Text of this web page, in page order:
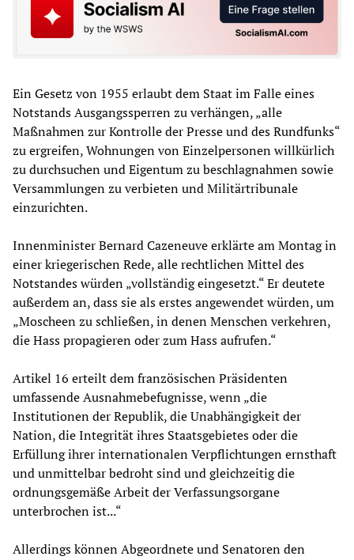
Ein Gesetz von 1955 erlaubt dem Staat im Falle eines
Notstands Ausgangssperren zu verhängen, „alle
Maßnahmen zur Kontrolle der Presse und des Rundfunks“
zu ergreifen, Wohnungen von Einzelpersonen willkürlich
zu durchsuchen und Eigentum zu beschlagnahmen sowie
Versammlungen zu verbieten und Militärtribunale
einzurichten.
Innenminister Bernard Cazeneuve erklärte am Montag in
einer kriegerischen Rede, alle rechtlichen Mittel des
Notstandes würden „vollständig eingesetzt.“ Er deutete
außerdem an, dass sie als erstes angewendet würden, um
„Moscheen zu schließen, in denen Menschen verkehren,
die Hass propagieren oder zum Hass aufrufen.“
Artikel 16 erteilt dem französischen Präsidenten
umfassende Ausnahmebefugnisse, wenn „die
Institutionen der Republik, die Unabhängigkeit der
Nation, die Integrität ihres Staatsgebietes oder die
Erfüllung ihrer internationalen Verpflichtungen ernsthaft
und unmittelbar bedroht sind und gleichzeitig die
ordnungsgemäße Arbeit der Verfassungsorgane
unterbrochen ist...“
Allerdings können Abgeordnete und Senatoren den